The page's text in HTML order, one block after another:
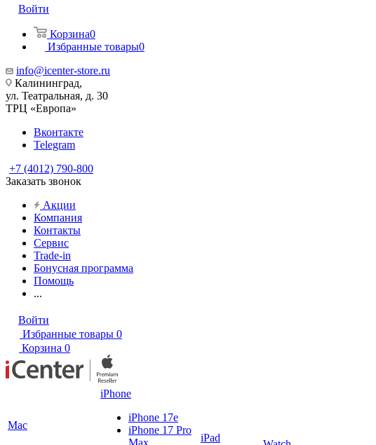
Войти
Корзина0
Избранные товары0
info@icenter-store.ru
Калининград,
ул. Театральная, д. 30
ТРЦ «Европа»
Вконтакте
Telegram
+7 (4012) 790-800
Заказать звонок
Акции
Компания
Контакты
Сервис
Trade-in
Бонусная программа
Помощь
...
Войти
Избранные товары 0
Корзина 0
Mac
iPhone
iPhone 17e
iPhone 17 Pro
Max
iPad